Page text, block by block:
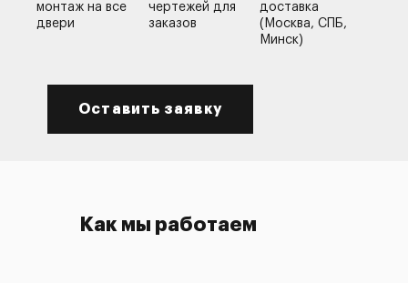
монтаж на все
двери
чертежей для
заказов
доставка
(Москва, СПБ,
Минск)
Оставить заявку
Как мы работаем